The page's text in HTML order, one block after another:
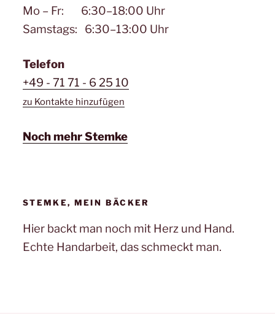
Mo – Fr: 6:30–18:00 Uhr
Samstags: 6:30–13:00 Uhr
Telefon
+49 - 71 71 - 6 25 10
zu Kontakte hinzufügen
Noch mehr Stemke
STEMKE, MEIN BÄCKER
Hier backt man noch mit Herz und Hand.
Echte Handarbeit, das schmeckt man.